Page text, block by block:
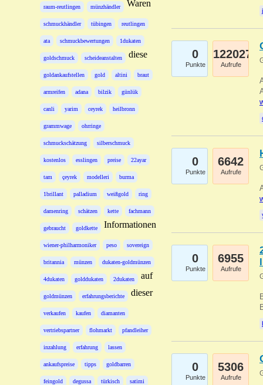
raum-reutlingen münzhändler
schmuckhändler tübingen reutlingen
ata schmuckbewertungen 1dukaten
goldschmuck scheideanstalten
goldankaufstellen gold altini braut
armreifen adana bilzik günlük
canli yarim ceyrek heilbronn
grammwage ohrringe
schmuckschätzung silberschmuck
kostenlos esslingen preise 22ayar
tam çeyrek modelleri burma
1brillant palladium weißgold ring
damenring schätzen kette fachmann
gebraucht goldkette
wiener-philharmoniker peso sovereign
britannia münzen dukaten-goldmünzen
4dukaten golddukaten 2dukaten
goldmünzen erfahrungsberichte
verkaufen kaufen diamanten
vertriebspartner flohmarkt pfandleiher
inzahlung erfahrung lassen
ankaufspreise tipps goldbarren
feingold degussa türkisch satimi
Waren
diese
Informationen
auf
dieser
0
Punkte
122027
Aufrufe
0
Punkte
6642
Aufrufe
0
Punkte
6955
Aufrufe
0
Punkte
5306
Aufrufe